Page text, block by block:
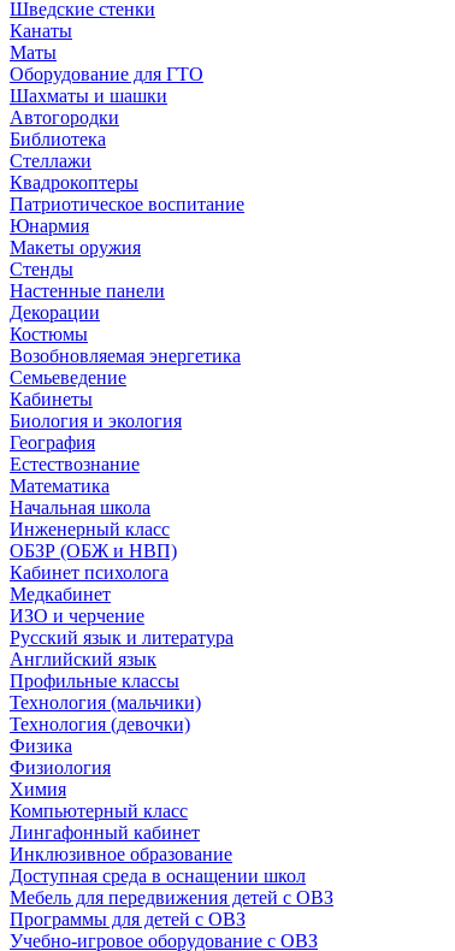
Шведские стенки
Канаты
Маты
Оборудование для ГТО
Шахматы и шашки
Автогородки
Библиотека
Стеллажи
Квадрокоптеры
Патриотическое воспитание
Юнармия
Макеты оружия
Стенды
Настенные панели
Декорации
Костюмы
Возобновляемая энергетика
Семьеведение
Кабинеты
Биология и экология
География
Естествознание
Математика
Начальная школа
Инженерный класс
ОБЗР (ОБЖ и НВП)
Кабинет психолога
Медкабинет
ИЗО и черчение
Русский язык и литература
Английский язык
Профильные классы
Технология (мальчики)
Технология (девочки)
Физика
Физиология
Химия
Компьютерный класс
Лингафонный кабинет
Инклюзивное образование
Доступная среда в оснащении школ
Мебель для передвижения детей с ОВЗ
Программы для детей с ОВЗ
Учебно-игровое оборудование с ОВЗ